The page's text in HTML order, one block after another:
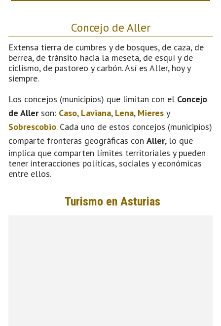
Concejo de Aller
Extensa tierra de cumbres y de bosques, de caza, de
berrea, de tránsito hacia la meseta, de esquí y de
ciclismo, de pastoreo y carbón. Así es Aller, hoy y
siempre.
Los concejos (municipios) que limitan con el Concejo
de Allerson: Caso, Laviana, Lena, Mieres y
Sobrescobio. Cada uno de estos concejos (municipios)
comparte fronteras geográficas con Aller, lo que
implica que comparten límites territoriales y pueden
tener interacciones políticas, sociales y económicas
entre ellos.